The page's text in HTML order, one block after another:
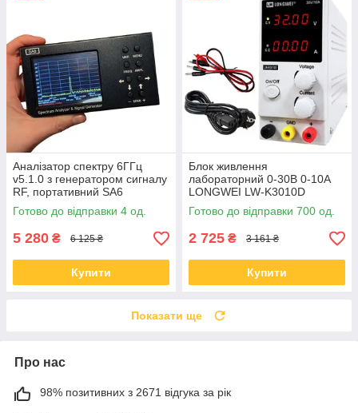
Аналізатор спектру 6ГГц
v5.1.0 з генератором сигналу
RF, портативний SA6
Готово до відправки 4 од.
5 280 ₴ 6 125 ₴
Купити
Блок живлення
лабораторний 0-30В 0-10А
LONGWEI LW-K3010D
Готово до відправки 700 од.
2 725 ₴ 3 161 ₴
Купити
Показати ще
Про нас
98% позитивних з 2671 відгука за рік